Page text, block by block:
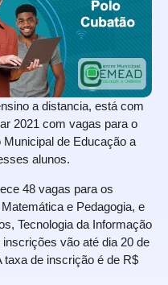
a distancia, está com
2021 com vagas para o
de Educação a
alunos.
48 vagas para os
e Pedagogia, e
Tecnologia da Informação
vão até dia 20 de
taxa de inscrição é de R$